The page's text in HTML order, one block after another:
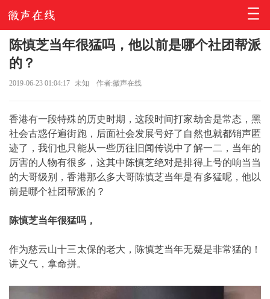
陈慎芝当年很猛吗，他以前是哪个社团帮派
的？
2019-06-23 01:04:17 未知 作者:徽声在线
香港有一段特殊的历史时期，这段时间打家劫舍是常态，黑
社会古惑仔遍街跑，后面社会发展号好了自然也就都销声匿
迹了，我们也只能从一些历往旧闻传说中了解一二，当年的
厉害的人物有很多，这其中陈慎芝绝对是排得上号的响当当
的大哥级别，香港那么多大哥陈慎芝当年是有多猛呢，他以
前是哪个社团帮派的？
陈慎芝当年很猛吗，
作为慈云山十三太保的老大，陈慎芝当年无疑是非常猛的！
讲义气，拿命拼。